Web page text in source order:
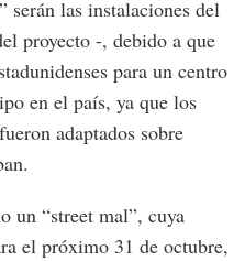
serán las instalaciones del
proyecto -, debido a que
para un centro
en el país, ya que los
adaptados sobre
un “street mal”, cuya
el próximo 31 de octubre,